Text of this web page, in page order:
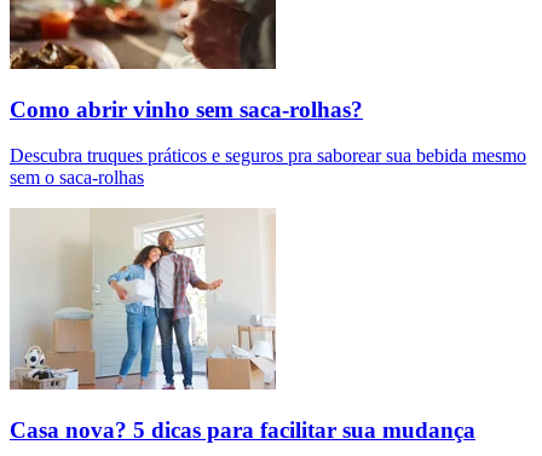
Como abrir vinho sem saca-rolhas?
Descubra truques práticos e seguros pra saborear sua bebida mesmo
sem o saca-rolhas
Casa nova? 5 dicas para facilitar sua mudança